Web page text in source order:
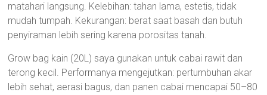
matahari langsung. Kelebihan: tahan lama, estetis, tidak
mudah tumpah. Kekurangan: berat saat basah dan butuh
penyiraman lebih sering karena porositas tanah.
Grow bag kain (20L) saya gunakan untuk cabai rawit dan
terong kecil. Performanya mengejutkan: pertumbuhan akar
lebih sehat, aerasi bagus, dan panen cabai mencapai 50–80